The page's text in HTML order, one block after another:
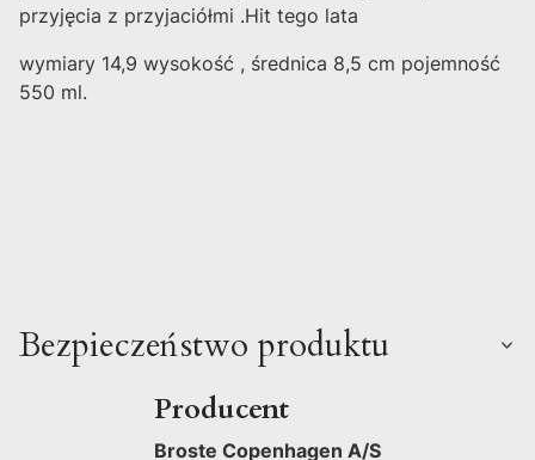
przyjęcia z przyjaciółmi .Hit tego lata
wymiary 14,9 wysokość , średnica 8,5 cm pojemność
550 ml.
Bezpieczeństwo produktu
Producent
Broste Copenhagen A/S